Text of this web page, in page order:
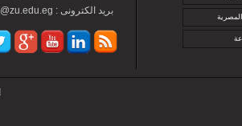
fagr@zu.edu.eg : بريد الكترونى